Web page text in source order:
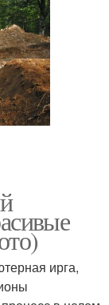
ирга,